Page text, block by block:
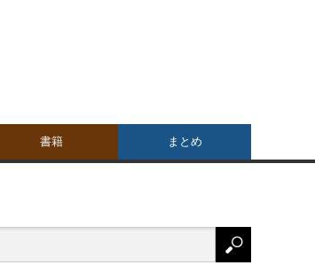
書籍 まとめ